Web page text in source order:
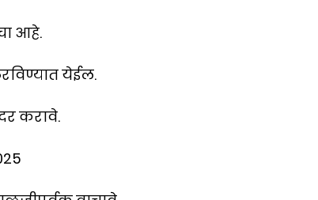
आहे.
येईल.
करावे.